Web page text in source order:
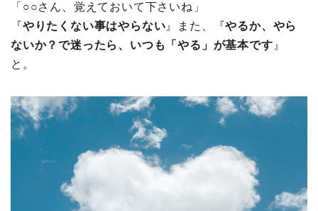
「○○さん、覚えておいて下さいね」
『やりたくない事はやらない 』また、『やるか、やら
ないか？で迷ったら、いつも「やる」が基本です 』
と。